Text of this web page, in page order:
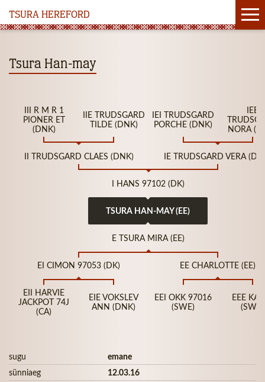
TSURA HEREFORD
Tsura Han-may
III R M R 1
PIONER ET
(DNK)
IIE TRUDSGARD
TILDE (DNK)
IEI TRUDSGARD
PORCHE (DNK)
IEE
NORA
II TRUDSGARD CLAES (DNK) IE TRUDSGARD VERA
I HANS 97102 (DK)
TSURA HAN-MAY (EE)
E TSURA MIRA (EE)
EI CIMON 97053 (DK) EE CHARLOTTE (EE)
EII HARVIE
JACKPOT 74J
(CA)
EIE VOKSLEV
ANN (DNK)
EEI OKK 97016
(SWE)
EEE
(SWE)
sugu
emane
sünniaeg
12.03.16